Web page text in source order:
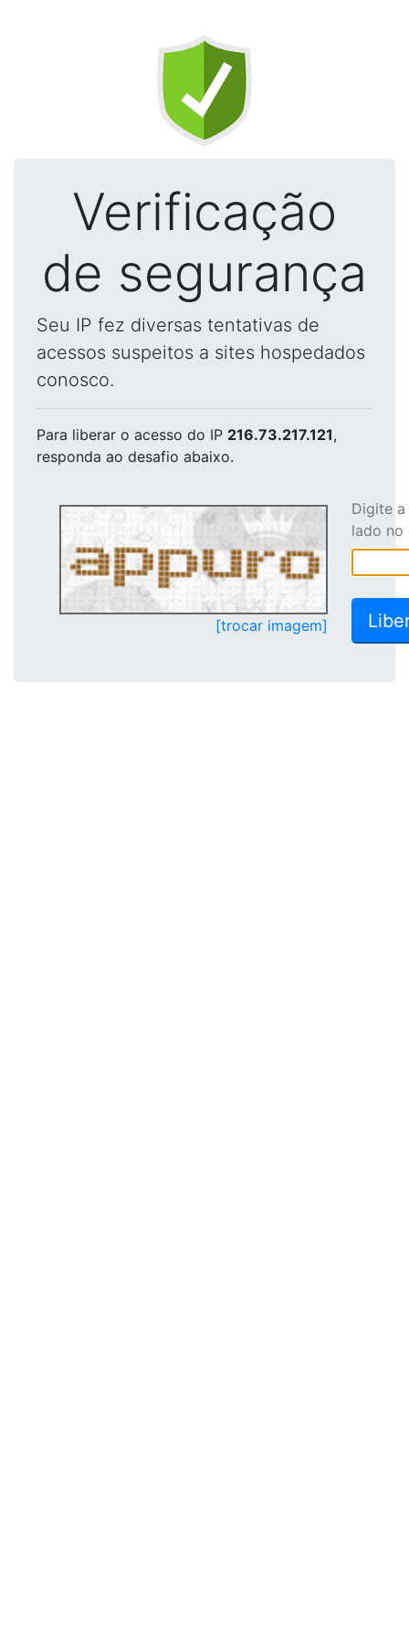
Verificação
de segurança
Seu IP fez diversas tentativas de
acessos suspeitos a sites hospedados
conosco.
Para liberar o acesso do IP 216.73.217.121,
responda ao desafio abaixo.
[trocar imagem]
Digite
lado no